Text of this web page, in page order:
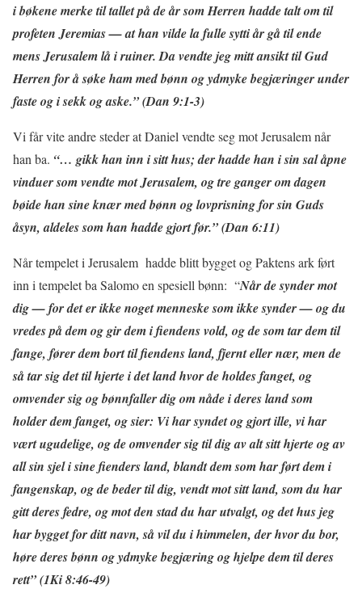
i bøkene merke til tallet på de år som Herren hadde talt om til
profeten Jeremias — at han vilde la fulle sytti år gå til ende
mens Jerusalem lå i ruiner. Da vendte jeg mitt ansikt til Gud
Herren for å søke ham med bønn og ydmyke begjæringer under
faste og i sekk og aske.” (Dan 9:1-3)
Vi får vite andre steder at Daniel vendte seg mot Jerusalem når
han ba. “… gikk han inn i sitt hus; der hadde han i sin sal åpne
vinduer som vendte mot Jerusalem, og tre ganger om dagen
bøide han sine knær med bønn og lovprisning for sin Guds
åsyn, aldeles som han hadde gjort før.” (Dan 6:11)
Når tempelet i Jerusalem hadde blitt bygget og Paktens ark ført
inn i tempelet ba Salomo en spesiell bønn: “Når de synder mot
dig — for det er ikke noget menneske som ikke synder — og du
vredes på dem og gir dem i fiendens vold, og de som tar dem til
fange, fører dem bort til fiendens land, fjernt eller nær, men de
så tar sig det til hjerte i det land hvor de holdes fanget, og
omvender sig og bønnfaller dig om nåde i deres land som
holder dem fanget, og sier: Vi har syndet og gjort ille, vi har
vært ugudelige, og de omvender sig til dig av alt sitt hjerte og av
all sin sjel i sine fienders land, blandt dem som har ført dem i
fangenskap, og de beder til dig, vendt mot sitt land, som du har
gitt deres fedre, og mot den stad du har utvalgt, og det hus jeg
har bygget for ditt navn, så vil du i himmelen, der hvor du bor,
høre deres bønn og ydmyke begjæring og hjelpe dem til deres
rett” (1Ki 8:46-49)